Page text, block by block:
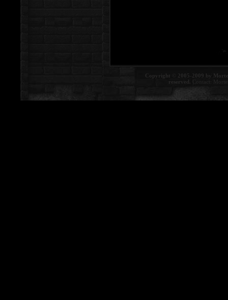
Copyright © 2005-2009 by
reserved. Contact: